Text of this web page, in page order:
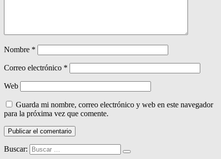
Nombre *
Correo electrónico *
Web
Guarda mi nombre, correo electrónico y web en este navegador
para la próxima vez que comente.
Buscar: